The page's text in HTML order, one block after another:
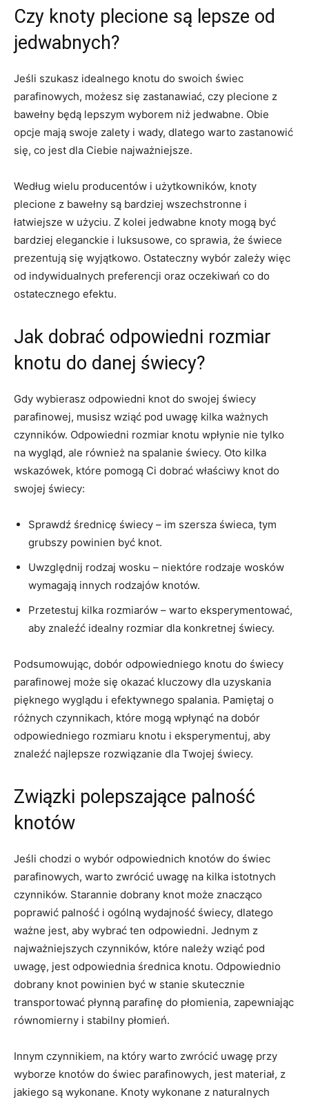
Czy⁣ knoty​ plecione są‌ lepsze od
jedwabnych?
Jeśli szukasz ⁢idealnego knotu do swoich ​świec
parafinowych, możesz się zastanawiać, czy plecione z⁢
bawełny ‌będą ⁢lepszym ⁤wyborem​ niż jedwabne. Obie
opcje mają⁣ swoje zalety i‍ wady, dlatego⁣ warto​ zastanowić
się, co jest dla‍ Ciebie najważniejsze.
Według ‍wielu producentów i użytkowników, ⁤knoty
plecione ​z bawełny są bardziej wszechstronne ​i
łatwiejsze w‍ użyciu. Z kolei jedwabne⁤ knoty mogą być
bardziej⁣ eleganckie‍ i luksusowe, co sprawia, że świece⁣
prezentują ⁤się wyjątkowo. Ostateczny wybór zależy więc
⁣od ⁢indywidualnych preferencji oraz oczekiwań co ⁢do
⁢ostatecznego‌ efektu.
Jak⁤ dobrać odpowiedni rozmiar⁢
knotu do danej świecy?
Gdy⁢ wybierasz​ odpowiedni knot do swojej świecy
parafinowej, musisz ⁢wziąć pod uwagę kilka ⁤ważnych
czynników. Odpowiedni rozmiar knotu wpłynie ⁤nie tylko
na wygląd, ale⁢ również na ⁤spalanie świecy. Oto kilka
wskazówek,‌ które ‍pomogą⁢ Ci dobrać właściwy knot ‍do
⁣swojej⁣ świecy:
Sprawdź średnicę​ świecy – ​im szersza ⁢świeca,⁤ tym
⁣grubszy powinien być knot.
Uwzględnij rodzaj wosku – niektóre rodzaje wosków
wymagają ⁢innych rodzajów knotów.
Przetestuj kilka rozmiarów ‍– ​warto⁢ eksperymentować,
aby ‌znaleźć idealny rozmiar dla⁤ konkretnej⁤ świecy.
Podsumowując, dobór odpowiedniego knotu do‌ świecy
parafinowej może się okazać ‍kluczowy ‍dla uzyskania‌
pięknego wyglądu‍ i efektywnego spalania. Pamiętaj o
różnych⁤ czynnikach, które mogą ⁤wpłynąć na dobór
⁣odpowiedniego rozmiaru knotu i eksperymentuj, aby ​
znaleźć najlepsze rozwiązanie ⁣dla Twojej świecy.
Związki ⁢polepszające⁢ palność
knotów
Jeśli chodzi o wybór⁢ odpowiednich ⁢knotów do świec
parafinowych, ⁣warto zwrócić uwagę na kilka istotnych
czynników. Starannie dobrany ​knot może ⁤znacząco
poprawić palność⁢ i⁣ ogólną wydajność ‌świecy, ​dlatego
ważne jest, aby⁢ wybrać ten⁣ odpowiedni. ​Jednym z
najważniejszych czynników, które⁤ należy wziąć pod‌
uwagę, jest ​odpowiednia średnica knotu. Odpowiednio
dobrany knot powinien być w stanie skutecznie
transportować płynną parafinę do ‍płomienia, zapewniając
równomierny i stabilny ‌płomień.
Innym‍ czynnikiem,​ na który warto zwrócić uwagę⁢ przy
⁤wyborze knotów⁤ do⁤ świec parafinowych, jest materiał, z ​
jakiego‍ są ⁣wykonane. Knoty wykonane z naturalnych